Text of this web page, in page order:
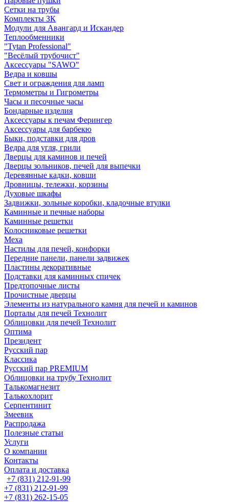
Сетки на трубы
Комплекты ЗК
Модули для Авангард и Искандер
Теплообменники
"Tytan Professional"
"Весёлый трубочист"
Аксессуары "SAWO"
Ведра и ковшы
Свет и ограждения для ламп
Термометры и Гигрометры
Часы и песочные часы
Бондарные изделия
Аксессуары к печам Ферингер
Аксессуары для барбекю
Быки, подставки для дров
Ведра для угля, грили
Дверцы для каминов и печей
Дверцы зольников, печей для выпечки
Деревянные кадки, ковши
Дровницы, тележки, корзины
Духовые шкафы
Задвижки, зольные коробки, кладочные втулки
Каминные и печные наборы
Каминные решетки
Колосниковые решетки
Меха
Настилы для печей, конфорки
Передние панели, панели задвижек
Пластины декоративные
Подставки для каминных спичек
Предтопочные листы
Прочистные дверцы
Элементы из натурального камня для печей и каминов
Порталы для печей Технолит
Облицовки для печей Технолит
Оптима
Президент
Русский пар
Классика
Русский пар PREMIUM
Облицовки на трубу Технолит
Талькомагнезит
Талькохлорит
Серпентинит
Змеевик
Распродажа
Полезные статьи
Услуги
О компании
Контакты
Оплата и доставка
+7 (831) 212-91-99
+7 (831) 212-91-99
+7 (831) 262-15-05